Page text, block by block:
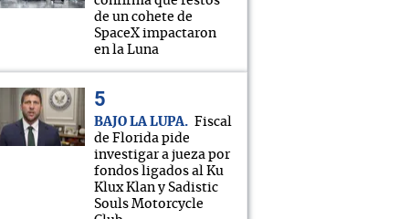
de un cohete de
SpaceX impactaron
en la Luna
BAJO LA LUPA
Fiscal
de Florida pide
investigar a jueza por
fondos ligados al Ku
Klux Klan y Sadistic
Souls Motorcycle